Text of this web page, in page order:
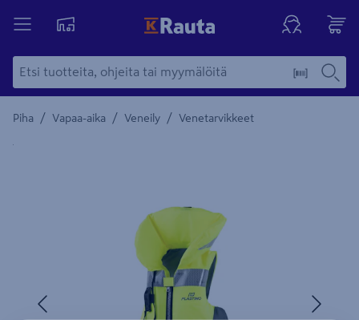
Piha / Vapaa-aika / Veneily / Venetarvikkeet
Yksityiskohtainen kuvaus löytyy Tuotteen kuvaus -